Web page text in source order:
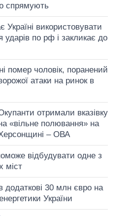
спрямують
Україні використовувати
ударів по рф і закликає до
помер чоловік, поранений
атаки на ринок в
отримали вказівку
«вільне полювання» на
– ОВА
відбудувати одне з
міст
додаткові 30 млн євро на
України